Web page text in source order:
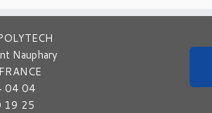
Nauphary
04 04
19 25